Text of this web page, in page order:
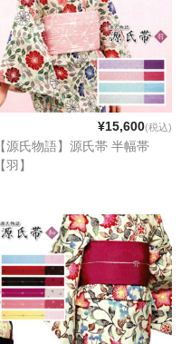
¥15,600(税込)
【源氏物語】源氏帯 半幅帯
【羽】